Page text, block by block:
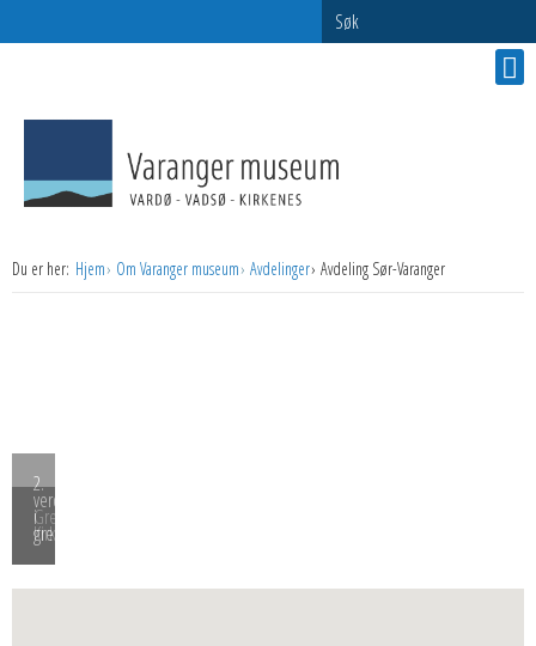
Søk
Du er her: Hjem Om Varanger museum Avdelinger Avdeling Sør-Varanger
Grenselandmuseet,
Kirkenes
2.
verdenskrig
i
grenseland